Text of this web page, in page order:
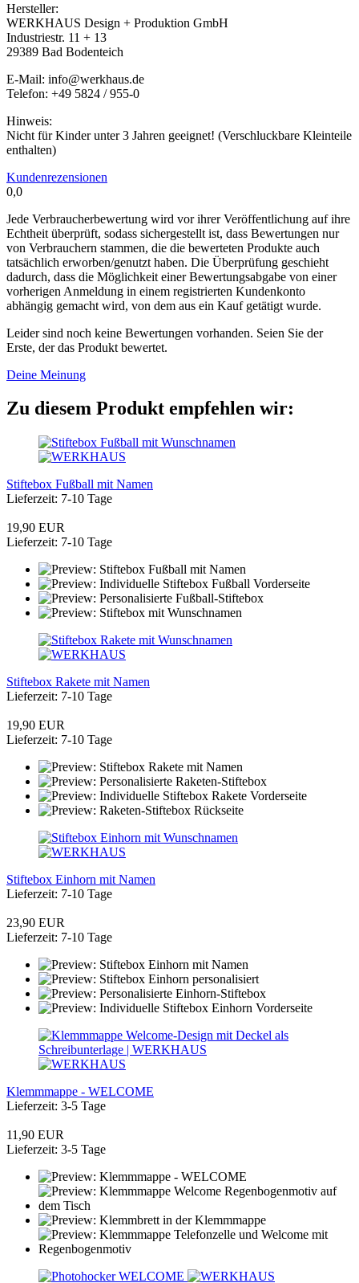
Hersteller:
WERKHAUS Design + Produktion GmbH
Industriestr. 11 + 13
29389 Bad Bodenteich
E-Mail: info@werkhaus.de
Telefon: +49 5824 / 955-0
Hinweis:
Nicht für Kinder unter 3 Jahren geeignet! (Verschluckbare Kleinteile
enthalten)
Kundenrezensionen
0,0
Jede Verbraucherbewertung wird vor ihrer Veröffentlichung auf ihre
Echtheit überprüft, sodass sichergestellt ist, dass Bewertungen nur
von Verbrauchern stammen, die die bewerteten Produkte auch
tatsächlich erworben/genutzt haben. Die Überprüfung geschieht
dadurch, dass die Möglichkeit einer Bewertungsabgabe von einer
vorherigen Anmeldung in einem registrierten Kundenkonto
abhängig gemacht wird, von dem aus ein Kauf getätigt wurde.
Leider sind noch keine Bewertungen vorhanden. Seien Sie der
Erste, der das Produkt bewertet.
Deine Meinung
Zu diesem Produkt empfehlen wir:
Stiftebox Fußball mit Namen
Lieferzeit: 7-10 Tage
19,90 EUR
Lieferzeit: 7-10 Tage
Stiftebox Rakete mit Namen
Lieferzeit: 7-10 Tage
19,90 EUR
Lieferzeit: 7-10 Tage
Stiftebox Einhorn mit Namen
Lieferzeit: 7-10 Tage
23,90 EUR
Lieferzeit: 7-10 Tage
Klemmmappe - WELCOME
Lieferzeit: 3-5 Tage
11,90 EUR
Lieferzeit: 3-5 Tage